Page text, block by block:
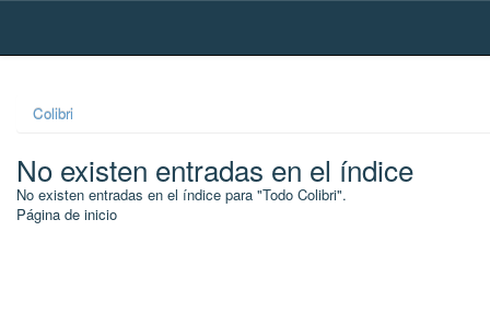
Skip
Colibri
No existen entradas en el índice
No existen entradas en el índice para "Todo Colibri".
Página de inicio